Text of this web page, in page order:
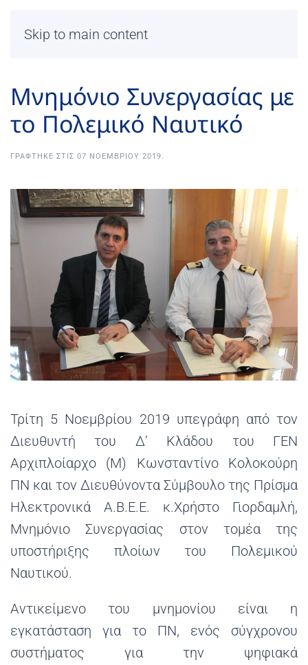
Skip to main content
Μνημόνιο Συνεργασίας με
το Πολεμικό Ναυτικό
ΓΡΆΦΤΗΚΕ ΣΤΙΣ 07 ΝΟΕΜΒΡΊΟΥ 2019.
Τρίτη 5 Νοεμβρίου 2019 υπεγράφη από τον
Διευθυντή του Δ’ Κλάδου του ΓΕΝ
Αρχιπλοίαρχο (Μ) Κωνσταντίνο Κολοκούρη
ΠΝ και τον Διευθύνοντα Σύμβουλο της Πρίσμα
Ηλεκτρονικά Α.Β.Ε.Ε. κ.Χρήστο Γιορδαμλή,
Μνημόνιο Συνεργασίας στον τομέα της
υποστήριξης πλοίων του Πολεμικού
Ναυτικού.
Αντικείμενο του μνημονίου είναι η
εγκατάσταση για το ΠΝ, ενός σύγχρονου
συστήματος για την ψηφιακά